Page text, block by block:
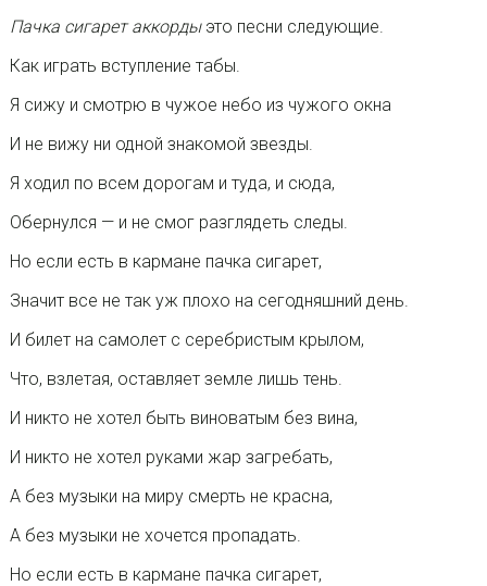
Пачка сигарет аккордыэто песни следующие.
Как играть вступление табы.
Я сижу и смотрю в чужое небо из чужого окна
И не вижу ни одной знакомой звезды.
Я ходил по всем дорогам и туда, и сюда,
Обернулся — и не смог разглядеть следы.
Но если есть в кармане пачка сигарет,
Значит все не так уж плохо на сегодняшний день.
И билет на самолет с серебристым крылом,
Что, взлетая, оставляет земле лишь тень.
И никто не хотел быть виноватым без вина,
И никто не хотел руками жар загребать,
А без музыки на миру смерть не красна,
А без музыки не хочется пропадать.
Но если есть в кармане пачка сигарет,